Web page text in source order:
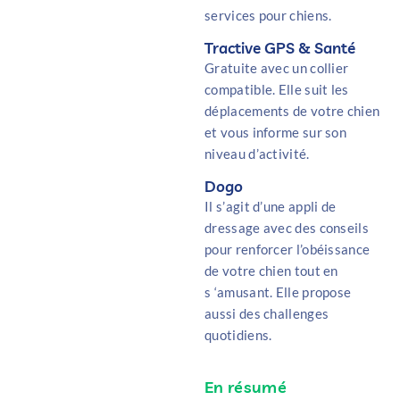
services pour chiens.
Tractive GPS & Santé
Gratuite avec un collier
compatible. Elle suit les
déplacements de votre chien
et vous informe sur son
niveau d’activité.
Dogo
Il s’agit d’une appli de
dressage avec des conseils
pour renforcer l’obéissance
de votre chien tout en
s ‘amusant. Elle propose
aussi des challenges
quotidiens.
En résumé